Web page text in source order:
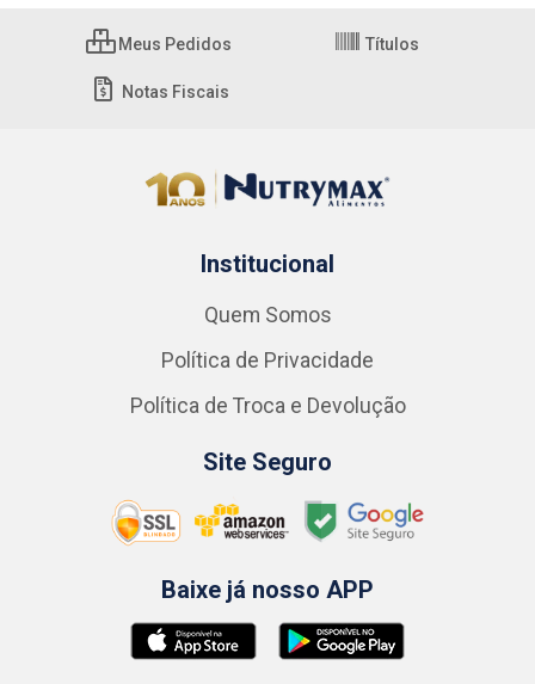
Meus Pedidos Títulos
Notas Fiscais
Institucional
Quem Somos
Política de Privacidade
Política de Troca e Devolução
Site Seguro
Baixe já nosso APP